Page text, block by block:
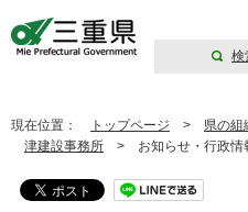
検
現在位置： トップページ > 県の組
津建設事務所 > お知らせ・行政情